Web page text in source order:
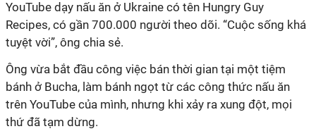
YouTube dạy nấu ăn ở Ukraine có tên Hungry Guy
Recipes, có gần 700.000 người theo dõi. “Cuộc sống khá
tuyệt vời”, ông chia sẻ.
Ông vừa bắt đầu công việc bán thời gian tại một tiệm
bánh ở Bucha, làm bánh ngọt từ các công thức nấu ăn
trên YouTube của mình, nhưng khi xảy ra xung đột, mọi
thứ đã tạm dừng.